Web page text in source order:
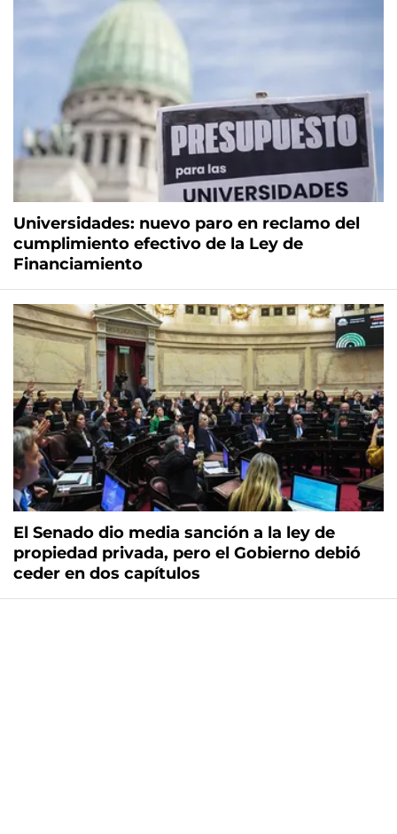
Universidades: nuevo paro en reclamo del
cumplimiento efectivo de la Ley de
Financiamiento
El Senado dio media sanción a la ley de
propiedad privada, pero el Gobierno debió
ceder en dos capítulos